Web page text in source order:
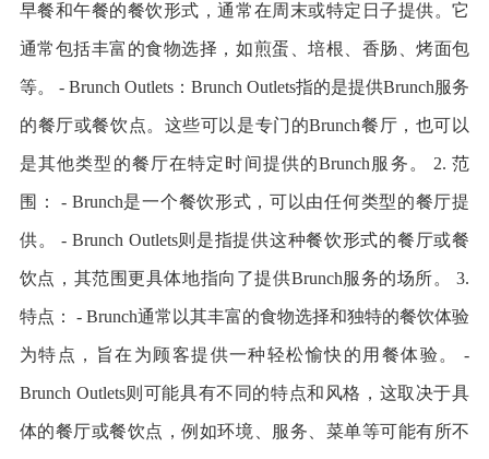
早餐和午餐的餐饮形式，通常在周末或特定日子提供。它
通常包括丰富的食物选择，如煎蛋、培根、香肠、烤面包
等。 - Brunch Outlets：Brunch Outlets指的是提供Brunch服务
的餐厅或餐饮点。这些可以是专门的Brunch餐厅，也可以
是其他类型的餐厅在特定时间提供的Brunch服务。 2. 范
围： - Brunch是一个餐饮形式，可以由任何类型的餐厅提
供。 - Brunch Outlets则是指提供这种餐饮形式的餐厅或餐
饮点，其范围更具体地指向了提供Brunch服务的场所。 3.
特点： - Brunch通常以其丰富的食物选择和独特的餐饮体验
为特点，旨在为顾客提供一种轻松愉快的用餐体验。 -
Brunch Outlets则可能具有不同的特点和风格，这取决于具
体的餐厅或餐饮点，例如环境、服务、菜单等可能有所不